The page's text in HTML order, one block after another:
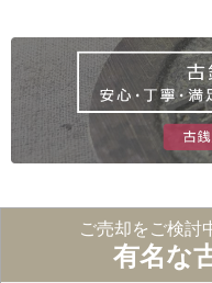
ご売却をご検討
有名な